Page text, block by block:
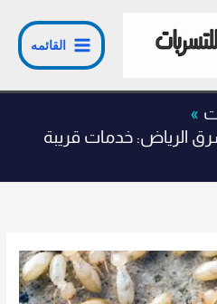
القائمه
الرياض: خدمات قريبة